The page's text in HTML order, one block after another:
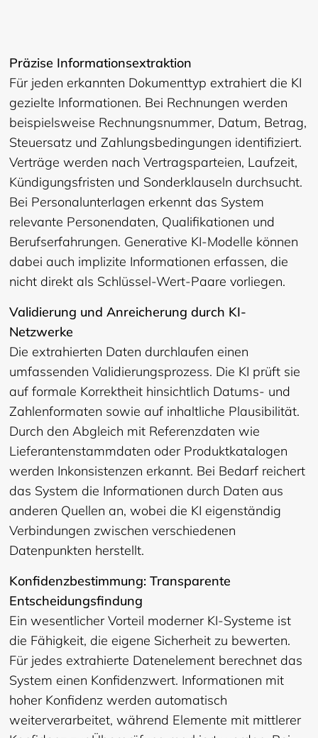
Präzise Informationsextraktion
Für jeden erkannten Dokumenttyp extrahiert die KI
gezielte Informationen. Bei Rechnungen werden
beispielsweise Rechnungsnummer, Datum, Betrag,
Steuersatz und Zahlungsbedingungen identifiziert.
Verträge werden nach Vertragsparteien, Laufzeit,
Kündigungsfristen und Sonderklauseln durchsucht.
Bei Personalunterlagen erkennt das System
relevante Personendaten, Qualifikationen und
Berufserfahrungen. Generative KI-Modelle können
dabei auch implizite Informationen erfassen, die
nicht direkt als Schlüssel-Wert-Paare vorliegen.
Validierung und Anreicherung durch KI-
Netzwerke
Die extrahierten Daten durchlaufen einen
umfassenden Validierungsprozess. Die KI prüft sie
auf formale Korrektheit hinsichtlich Datums- und
Zahlenformaten sowie auf inhaltliche Plausibilität.
Durch den Abgleich mit Referenzdaten wie
Lieferantenstammdaten oder Produktkatalogen
werden Inkonsistenzen erkannt. Bei Bedarf reichert
das System die Informationen durch Daten aus
anderen Quellen an, wobei die KI eigenständig
Verbindungen zwischen verschiedenen
Datenpunkten herstellt.
Konfidenzbestimmung: Transparente
Entscheidungsfindung
Ein wesentlicher Vorteil moderner KI-Systeme ist
die Fähigkeit, die eigene Sicherheit zu bewerten.
Für jedes extrahierte Datenelement berechnet das
System einen Konfidenzwert. Informationen mit
hoher Konfidenz werden automatisch
weiterverarbeitet, während Elemente mit mittlerer